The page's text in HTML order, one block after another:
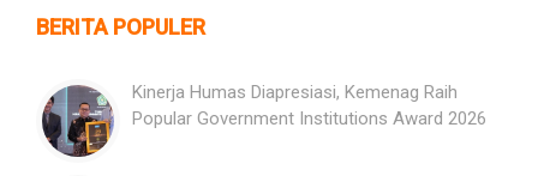
BERITA POPULER
Kinerja Humas Diapresiasi, Kemenag Raih
Popular Government Institutions Award 2026